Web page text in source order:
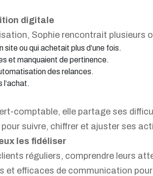
digitale
Sophie rencontrait plusieurs
site ou qui achetait plus d’une fois.
et manquaient de pertinence.
des relances.
l’achat.
comptable, elle partage ses
suivre, chiffrer et ajuster ses
les fidéliser
réguliers, comprendre leurs
et efficaces de communication